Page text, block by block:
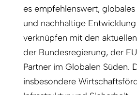
es empfehlenswert,
und nachhaltige
verknüpfen mit den
der Bundesregierung, der
Partner im Globalen Süden.
insbesondere